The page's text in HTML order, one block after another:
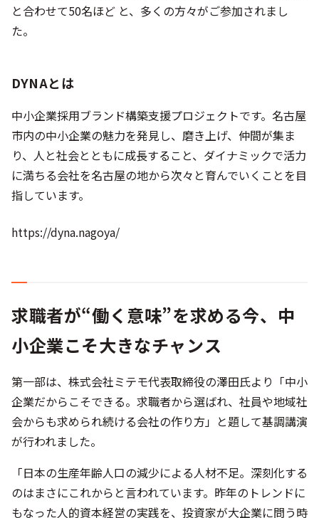
と合わせて50名ほど と、多くの方々がご参加されまし
た。
DYNAとは
中小企業採用ブランド構築支援プロジェクトです。名古屋
市内の中小企業の魅力を発見し、磨き上げ、仲間が集ま
り、人と社会とともに成長すること、ダイナミックで活力
に満ちる会社を名古屋の地から次々と育んでいくことを目
指しています。
https://dyna.nagoya/
求職者が“働く意味”を求める今、中
小企業こそ大きなチャンス
第一部は、株式会社ミテモ代表取締役の澤田氏より「中小
企業だからこそできる。求職者から選ばれ、社員や地域社
会からも求められ続ける会社の作り方」と題して基調講演
が行われました。
「日本の生産年齢人口の減少による人材不足。深刻化する
のはまさにこれからと言われています。昨年のトレンドに
もなった人的資本経営の実践を、投資家が大企業に問う時